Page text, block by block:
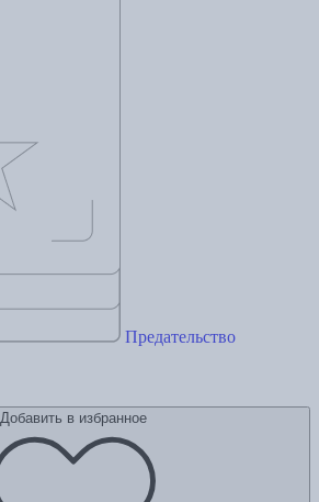
Предательство
Добавить в избранное